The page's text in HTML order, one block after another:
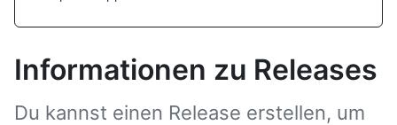
Informationen zu Releases
Du kannst einen Release erstellen, um